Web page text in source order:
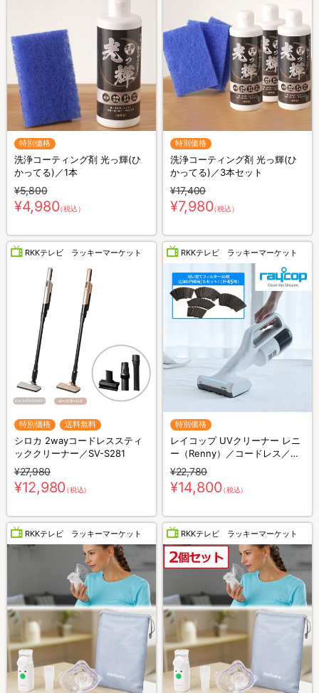
特別価格
洗浄コーティング剤 光っ輝(ひ
かってる)／1本
¥5,800
¥4,980（税込）
特別価格
洗浄コーティング剤 光っ輝(ひ
かってる)／3本セット
¥17,400
¥7,980（税込）
RKKテレビ ラッキーマーケット
特別価格 送料無料
シロカ 2wayコードレススティ
ッククリーナー／SV-S281
¥27,980
¥12,980（税込）
RKKテレビ ラッキーマーケット
特別価格
レイコップ UVクリーナー レニ
ー（Renny）／コードレス／軽
量／布団クリーナー
¥22,780
¥14,800（税込）
RKKテレビ ラッキーマーケット RKKテレビ ラッキーマーケット